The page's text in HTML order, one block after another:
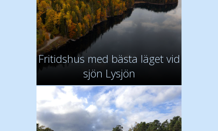
Fritidshus med bästa läget vid
sjön Lysjön